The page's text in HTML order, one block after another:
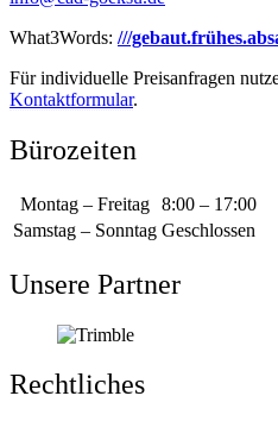
What3Words: ///
Für individuelle Preisanfragen
Kontaktformular.
Bürozeiten
Montag – Freitag 8:00 – 17:00
Samstag – Sonntag Geschlossen
Unsere Partner
Rechtliches